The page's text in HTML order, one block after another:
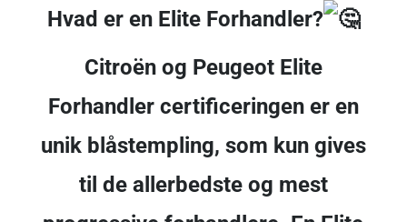
Hvad er en Elite Forhandler?
Citroën og Peugeot Elite
Forhandler certificeringen er en
unik blåstempling, som kun gives
til de allerbedste og mest